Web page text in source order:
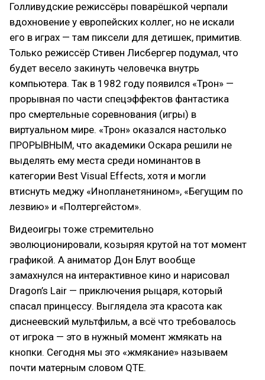
Голливудские режиссёры поварёшкой черпали
вдохновение у европейских коллег, но не искали
его в играх — там пиксели для детишек, примитив.
Только режиссёр Стивен Лисбергер подумал, что
будет весело закинуть человечка внутрь
компьютера. Так в 1982 году появился «Трон» —
прорывная по части спецэффектов фантастика
про смертельные соревнования (игры) в
виртуальном мире. «Трон» оказался настолько
ПРОРЫВНЫМ, что академики Оскара решили не
выделять ему места среди номинантов в
категории Best Visual Effects, хотя и могли
втиснуть меджу «Инопланетянином», «Бегущим по
лезвию» и «Полтергейстом».
Видеоигры тоже стремительно
эволюционировали, козыряя крутой на тот момент
графикой. А аниматор Дон Блут вообще
замахнулся на интерактивное кино и нарисовал
Dragon’s Lair — приключения рыцаря, который
спасал принцессу. Выглядела эта красота как
диснеевский мультфильм, а всё что требовалось
от игрока — это в нужный момент жмякать на
кнопки. Сегодня мы это «жмякание» называем
почти матерным словом QTE.